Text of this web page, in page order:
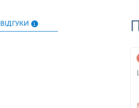
ризику інфікування та
(дослідження показали, якщо
ВІДГУКИ 1